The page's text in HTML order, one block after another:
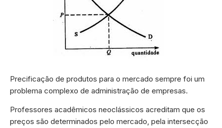
Precificação de produtos para o mercado sempre foi um
problema complexo de administração de empresas.
Professores acadêmicos neoclássicos acreditam que os
preços são determinados pelo mercado, pela intersecção